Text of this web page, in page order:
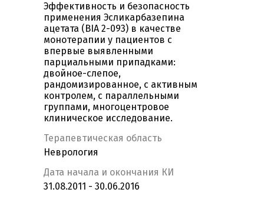
Эффективность и безопасность
применения Эсликарбазепина
ацетата (BIA 2-093) в качестве
монотерапии у пациентов с
впервые выявленными
парциальными припадками:
двойное-слепое,
рандомизированное, с активным
контролем, с параллельными
группами, многоцентровое
клиническое исследование.
Терапевтическая область
Неврология
Дата начала и окончания КИ
31.08.2011 - 30.06.2016